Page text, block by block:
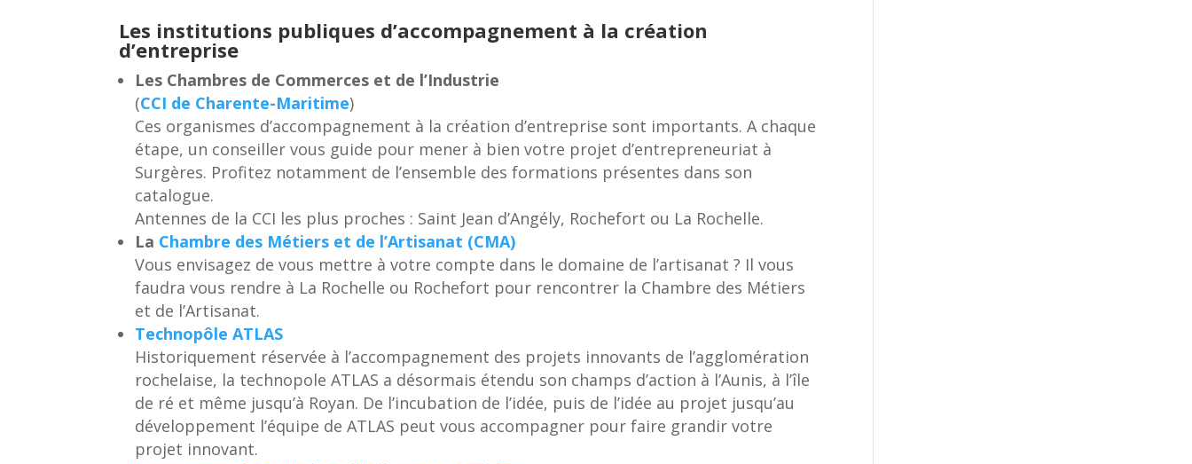
Les institutions publiques d’accompagnement à la création
d’entreprise
Les Chambres de Commerces et de l’Industrie
(CCI de Charente-Maritime)
Ces organismes d’accompagnement à la création d’entreprise sont importants. A chaque
étape, un conseiller vous guide pour mener à bien votre projet d’entrepreneuriat à
Surgères. Profitez notamment de l’ensemble des formations présentes dans son
catalogue.
Antennes de la CCI les plus proches : Saint Jean d’Angély, Rochefort ou La Rochelle.
La Chambre des Métiers et de l’Artisanat (CMA)
Vous envisagez de vous mettre à votre compte dans le domaine de l’artisanat ? Il vous
faudra vous rendre à La Rochelle ou Rochefort pour rencontrer la Chambre des Métiers
et de l’Artisanat.
Technopôle ATLAS
Historiquement réservée à l’accompagnement des projets innovants de l’agglomération
rochelaise, la technopole ATLAS a désormais étendu son champs d’action à l’Aunis, à l’île
de ré et même jusqu’à Royan. De l’incubation de l’idée, puis de l’idée au projet jusqu’au
développement l’équipe de ATLAS peut vous accompagner pour faire grandir votre
projet innovant.